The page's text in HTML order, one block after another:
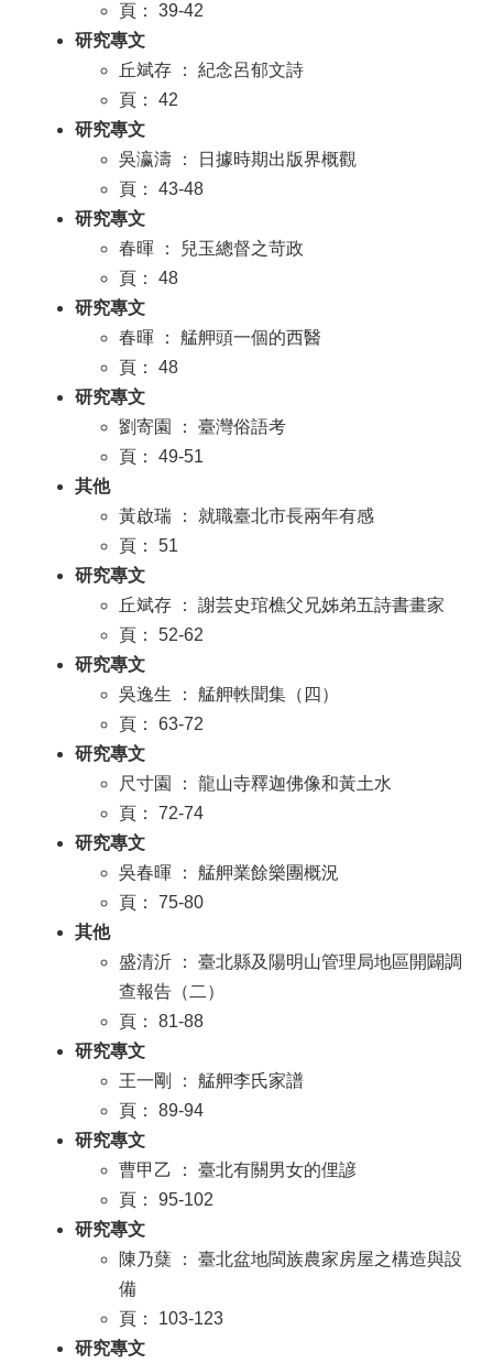
頁： 39-42
研究專文
丘斌存 ： 紀念呂郁文詩
頁： 42
研究專文
吳瀛濤 ： 日據時期出版界概觀
頁： 43-48
研究專文
春暉 ： 兒玉總督之苛政
頁： 48
研究專文
春暉 ： 艋舺頭一個的西醫
頁： 48
研究專文
劉寄園 ： 臺灣俗語考
頁： 49-51
其他
黃啟瑞 ： 就職臺北市長兩年有感
頁： 51
研究專文
丘斌存 ： 謝芸史琯樵父兄姊弟五詩書畫家
頁： 52-62
研究專文
吳逸生 ： 艋舺軼聞集（四）
頁： 63-72
研究專文
尺寸園 ： 龍山寺釋迦佛像和黃土水
頁： 72-74
研究專文
吳春暉 ： 艋舺業餘樂團概況
頁： 75-80
其他
盛清沂 ： 臺北縣及陽明山管理局地區開闢調
查報告（二）
頁： 81-88
研究專文
王一剛 ： 艋舺李氏家譜
頁： 89-94
研究專文
曹甲乙 ： 臺北有關男女的俚諺
頁： 95-102
研究專文
陳乃蘖 ： 臺北盆地閩族農家房屋之構造與設
備
頁： 103-123
研究專文